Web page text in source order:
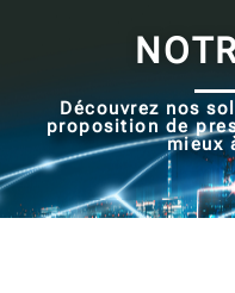
Découvrez nos
proposition de
mieux